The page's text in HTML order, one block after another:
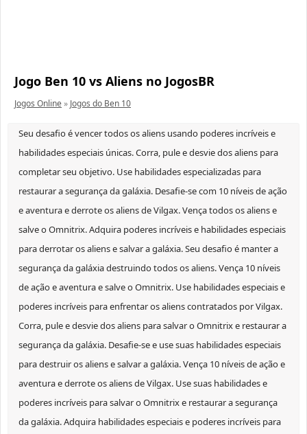
Jogo Ben 10 vs Aliens no JogosBR
Jogos Online» Jogos do Ben 10
Seu desafio é vencer todos os aliens usando poderes incríveis e
habilidades especiais únicas. Corra, pule e desvie dos aliens para
completar seu objetivo. Use habilidades especializadas para
restaurar a segurança da galáxia. Desafie-se com 10 níveis de ação
e aventura e derrote os aliens de Vilgax. Vença todos os aliens e
salve o Omnitrix. Adquira poderes incríveis e habilidades especiais
para derrotar os aliens e salvar a galáxia. Seu desafio é manter a
segurança da galáxia destruindo todos os aliens. Vença 10 níveis
de ação e aventura e salve o Omnitrix. Use habilidades especiais e
poderes incríveis para enfrentar os aliens contratados por Vilgax.
Corra, pule e desvie dos aliens para salvar o Omnitrix e restaurar a
segurança da galáxia. Desafie-se e use suas habilidades especiais
para destruir os aliens e salvar a galáxia. Vença 10 níveis de ação e
aventura e derrote os aliens de Vilgax. Use suas habilidades e
poderes incríveis para salvar o Omnitrix e restaurar a segurança
da galáxia. Adquira habilidades especiais e poderes incríveis para